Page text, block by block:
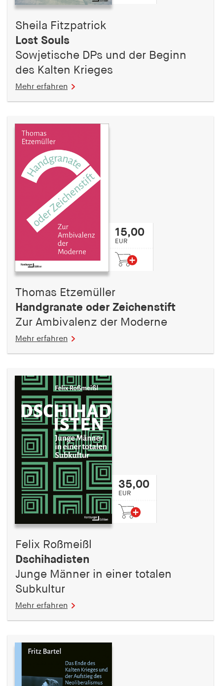
Sheila Fitzpatrick
Lost Souls
Sowjetische DPs und der Beginn
des Kalten Krieges
Mehr erfahren
15,00
EUR
Thomas Etzemüller
Handgranate oder Zeichenstift
Zur Ambivalenz der Moderne
Mehr erfahren
35,00
EUR
Felix Roßmeißl
Dschihadisten
Junge Männer in einer totalen
Subkultur
Mehr erfahren